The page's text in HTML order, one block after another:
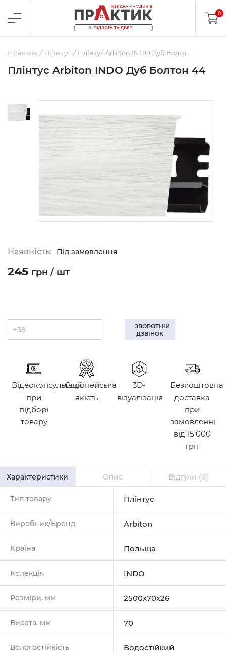
0
Практик Плінтус
Плінтус Arbiton INDO Дуб Болтон 44
Наявність: Під замовлення
245 грн / шт
ЗВОРОТНІЙ
ДЗВІНОК
Відеоконсультації
при
підборі
товару
Європейська
якість
3D-
візуалізація
Безкоштовна
доставка
при
замовленні
від 15 000
грн
Характеристики Опис Відгуки (0)
Тип товару Плінтус
Виробник/Бренд Arbiton
Країна Польща
Колекція INDO
Розміри, мм 2500х70х26
Висота, мм 70
Вологостійкість Водостійкий